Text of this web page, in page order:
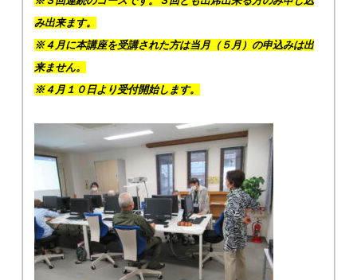
み出来ます。
※４月に本講座を受講された方は当月（５月）の申込みは出
来ません。
※４月１０ 日より受付開始します。